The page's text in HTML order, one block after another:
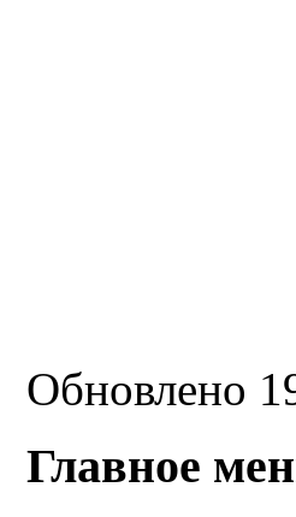
Обновлено
Главное